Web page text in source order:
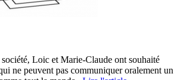
Loic et Marie-Claude ont souhaité
ne peuvent pas communiquer oralement un